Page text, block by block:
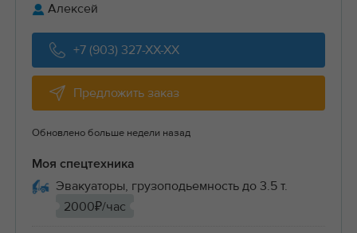
Алексей
+7 (903) 327-XX-XX
Предложить заказ
Обновлено больше недели назад
Моя спецтехника
Эвакуаторы, грузоподьемность до 3.5 т.
2000₽/час